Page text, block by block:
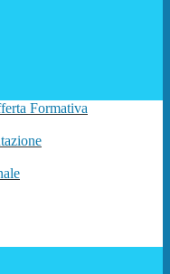
Formativa